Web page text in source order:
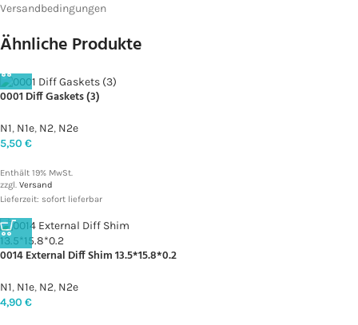
Versandbedingungen
Ähnliche Produkte
0001 Diff Gaskets (3)
N1, N1e, N2, N2e
5,50 €
Enthält 19% MwSt.
zzgl. Versand
Lieferzeit: sofort lieferbar
0014 External Diff Shim 13.5*15.8*0.2
N1, N1e, N2, N2e
4,90 €